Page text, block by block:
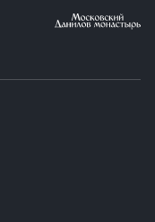
автомобиля,
запланированной
то Покупателю
въезда